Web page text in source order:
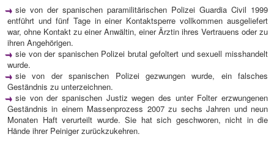
sie von der spanischen paramilitärischen Polizei Guardia Civil 1999
entführt und fünf Tage in einer Kontaktsperre vollkommen ausgeliefert
war, ohne Kontakt zu einer Anwältin, einer Ärztin ihres Vertrauens oder zu
ihren Angehörigen.
sie von der spanischen Polizei brutal gefoltert und sexuell misshandelt
wurde.
sie von der spanischen Polizei gezwungen wurde, ein falsches
Geständnis zu unterzeichnen.
sie von der spanischen Justiz wegen des unter Folter erzwungenen
Geständnis in einem Massenprozess 2007 zu sechs Jahren und neun
Monaten Haft verurteilt wurde. Sie hat sich geschworen, nicht in die
Hände ihrer Peiniger zurückzukehren.